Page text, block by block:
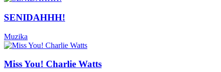
SENIDAHHH!
Muzika
Miss You! Charlie Watts